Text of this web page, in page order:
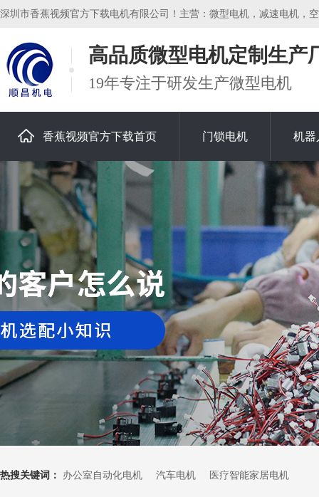
深圳市香蕉视频官方下载电机有限公司！主营：微型电机，减速电机，空
高品质微型电机定制生产
19年专注于研发生产微型电机
香蕉视频官方下载首页 门锁电机 机器
关于香蕉视频官方下载
热搜关键词： 办公室自动化电机 汽车电机 医疗智能家居电机